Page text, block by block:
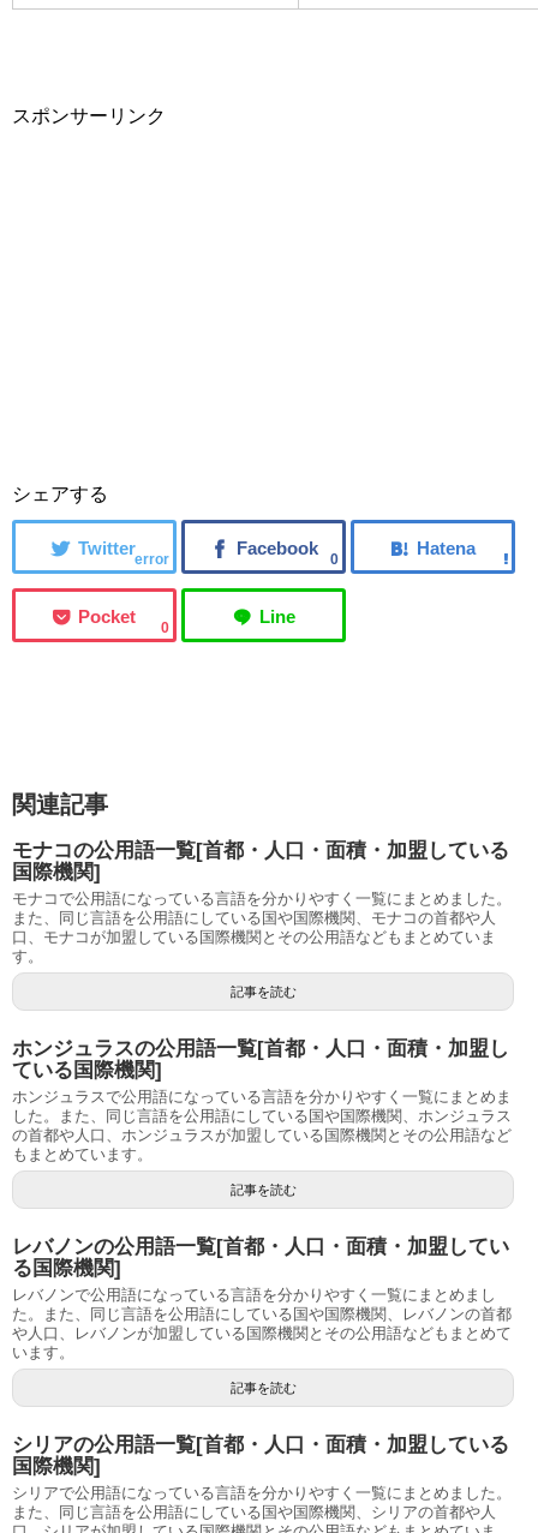
スポンサーリンク
シェアする
error 0
0
関連記事
モナコの公用語一覧[首都・人口・面積・加盟している
国際機関]
モナコで公用語になっている言語を分かりやすく一覧にまとめました。
また、同じ言語を公用語にしている国や国際機関、モナコの首都や人
口、モナコが加盟している国際機関とその公用語などもまとめていま
す。
記事を読む
ホンジュラスの公用語一覧[首都・人口・面積・加盟し
ている国際機関]
ホンジュラスで公用語になっている言語を分かりやすく一覧にまとめま
した。また、同じ言語を公用語にしている国や国際機関、ホンジュラス
の首都や人口、ホンジュラスが加盟している国際機関とその公用語など
もまとめています。
記事を読む
レバノンの公用語一覧[首都・人口・面積・加盟してい
る国際機関]
レバノンで公用語になっている言語を分かりやすく一覧にまとめまし
た。また、同じ言語を公用語にしている国や国際機関、レバノンの首都
や人口、レバノンが加盟している国際機関とその公用語などもまとめて
います。
記事を読む
シリアの公用語一覧[首都・人口・面積・加盟している
国際機関]
シリアで公用語になっている言語を分かりやすく一覧にまとめました。
また、同じ言語を公用語にしている国や国際機関、シリアの首都や人